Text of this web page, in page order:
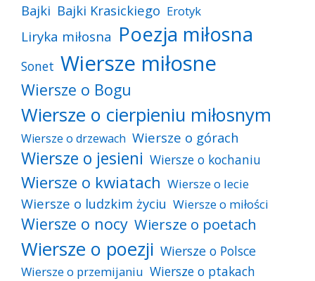
Bajki Bajki Krasickiego Erotyk
Liryka miłosna Poezja miłosna
Sonet Wiersze miłosne
Wiersze o Bogu
Wiersze o cierpieniu miłosnym
Wiersze o drzewach Wiersze o górach
Wiersze o jesieni Wiersze o kochaniu
Wiersze o kwiatach Wiersze o lecie
Wiersze o ludzkim życiu Wiersze o miłości
Wiersze o nocy Wiersze o poetach
Wiersze o poezji Wiersze o Polsce
Wiersze o przemijaniu Wiersze o ptakach